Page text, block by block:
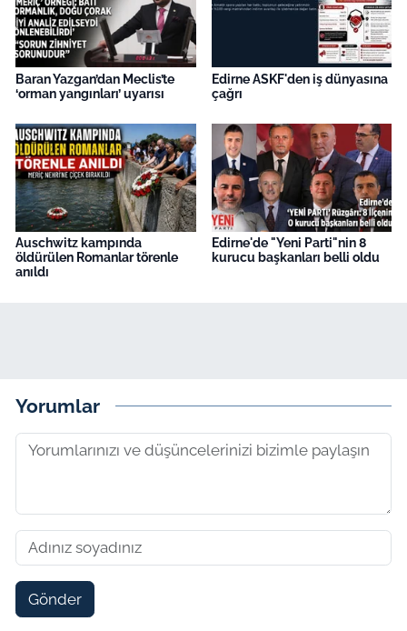
Baran Yazgan’dan Meclis’te
‘orman yangınları’ uyarısı
Edirne ASKF'den iş dünyasına
çağrı
Auschwitz kampında
öldürülen Romanlar törenle
anıldı
Edirne'de "Yeni Parti"nin 8
kurucu başkanları belli oldu
Yorumlar
Gönder